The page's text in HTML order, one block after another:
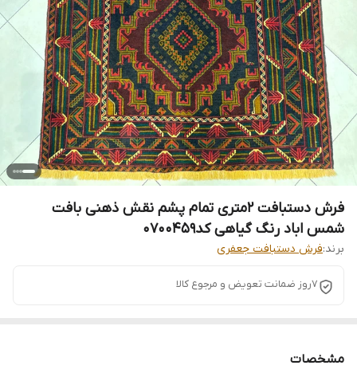
فرش دستبافت 2متری تمام پشم نقش ذهنی بافت
شمس اباد رنگ گیاهی کد0700459
برند:فرش دستبافت جعفری
7روز ضمانت تعویض و مرجوع کالا
مشخصات